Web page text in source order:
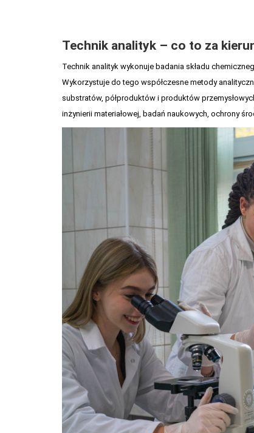
Technik analityk – co to za
Technik analityk wykonuje badania składu
Wykorzystuje do tego współczesne metody
substratów, półproduktów i produktów
inżynierii materiałowej, badań naukowych, ochrony